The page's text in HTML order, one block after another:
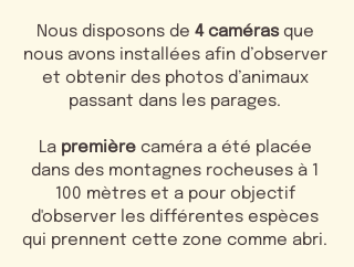
Nous disposons de 4 camérasque
nous avons installées afin d’observer
et obtenir des photos d’animaux
passant dans les parages.
La premièrecaméra a été placée
dans des montagnes rocheuses à 1
100 mètres et a pour objectif
d'observer les différentes espèces
qui prennent cette zone comme abri.